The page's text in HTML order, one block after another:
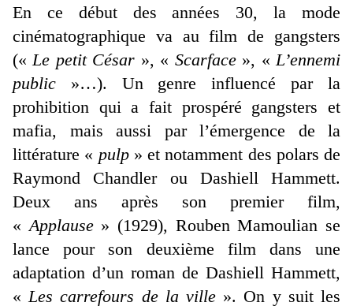
En ce début des années 30, la mode
cinématographique va au film de gangsters
(«Le petit César », « Scarface », «L’ennemi
public »…). Un genre influencé par la
prohibition qui a fait prospéré gangsters et
mafia, mais aussi par l’émergence de la
littérature « pulp » et notamment des polars de
Raymond Chandler ou Dashiell Hammett.
Deux ans après son premier film,
«Applause » (1929), Rouben Mamoulian se
lance pour son deuxième film dans une
adaptation d’un roman de Dashiell Hammett,
«Les carrefours de la ville ». On y suit les